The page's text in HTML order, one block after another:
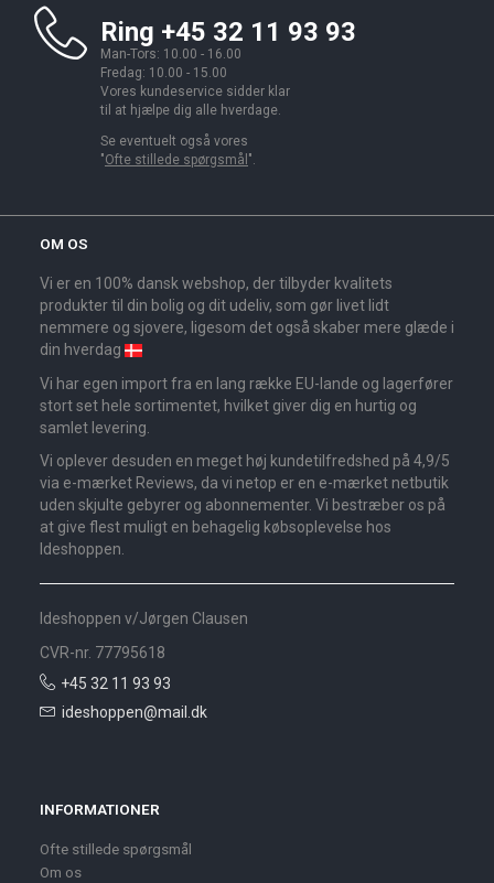
Ring +45 32 11 93 93
Man-Tors: 10.00 - 16.00
Fredag: 10.00 - 15.00
Vores kundeservice sidder klar
til at hjælpe dig alle hverdage.
Se eventuelt også vores
"Ofte stillede spørgsmål ".
OM OS
Vi er en 100% dansk webshop, der tilbyder kvalitets
produkter til din bolig og dit udeliv, som gør livet lidt
nemmere og sjovere, ligesom det også skaber mere glæde i
din hverdag
Vi har egen import fra en lang række EU-lande og lagerfører
stort set hele sortimentet, hvilket giver dig en hurtig og
samlet levering.
Vi oplever desuden en meget høj kundetilfredshed på 4,9/5
via e-mærket Reviews, da vi netop er en e-mærket netbutik
uden skjulte gebyrer og abonnementer. Vi bestræber os på
at give flest muligt en behagelig købsoplevelse hos
Ideshoppen.
Ideshoppen v/Jørgen Clausen
CVR-nr. 77795618
+45 32 11 93 93
ideshoppen@mail.dk
INFORMATIONER
Ofte stillede spørgsmål
Om os